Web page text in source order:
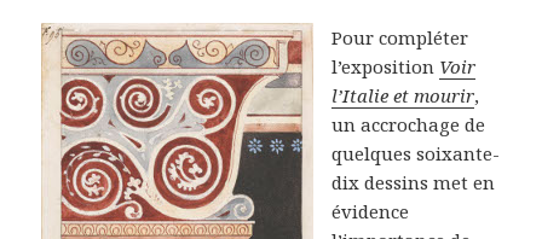
Pour compléter
l’exposition Voir
l’Italie et mourir,
un accrochage de
quelques soixante-
dix dessins met en
évidence